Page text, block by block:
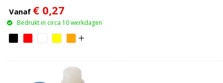
Vanaf € 0,27
Bedrukt in circa 10 werkdagen